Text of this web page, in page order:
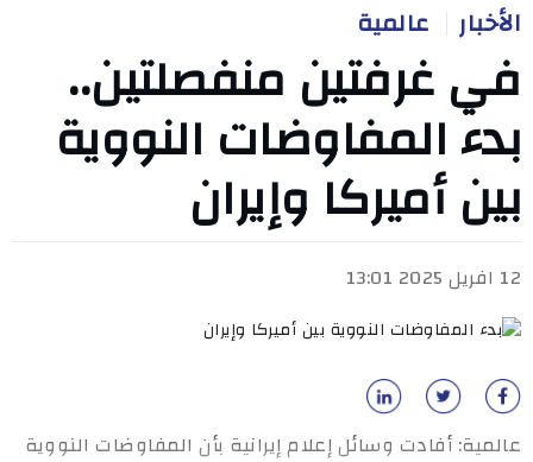
الأخبار عالمية
في غرفتين منفصلتين..
بدء المفاوضات النووية
بين أميركا وإيران
12 افريل 2025 13:01
عالمية: أفادت وسائل إعلام إيرانية بأن المفاوضات النووية